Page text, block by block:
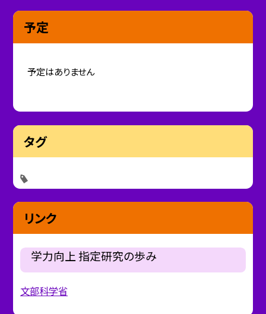
予定
予定はありません
タグ
リンク
学力向上 指定研究の歩み
文部科学省